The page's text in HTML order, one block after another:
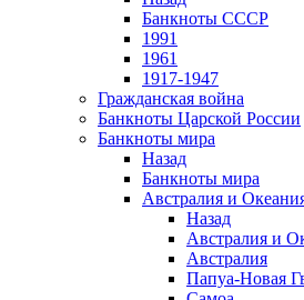
Банкноты СССР
1991
1961
1917-1947
Гражданская война
Банкноты Царской России
Банкноты мира
Назад
Банкноты мира
Австралия и
Назад
Австралия и
Австралия
Папуа-Новая